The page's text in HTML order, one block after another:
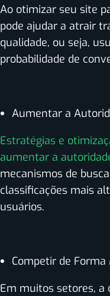
Ao otimizar seu site
pode ajudar a atrair
qualidade, ou seja,
probabilidade de
Aumentar a
Estratégias e
aumentar a
mecanismos de
classificações mais
usuários.
Competir de Forma
Em muitos setores, a